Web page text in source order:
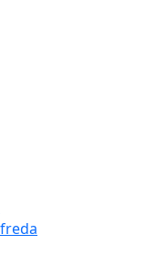
Fahem als